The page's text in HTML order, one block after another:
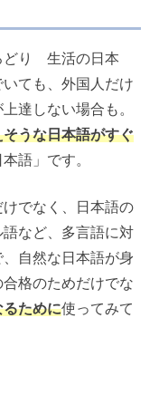
どり 生活の日本
ても、外国人だけ
達しない場合も。
うな日本語がすぐ
語」です。
でなく、日本語の
など、多言語に対
自然な日本語が身
格のためだけでな
るために使ってみて